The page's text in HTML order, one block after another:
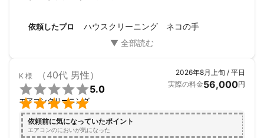
依頼したプロ ハウスクリーニング ネコの手
K 様 （40代 男性）


5.0
エアコンクリーニング
2026年8月上旬 / 平日
実際の料金56,000円
依頼前に気になっていたポイント
エアコンのにおいが気になった